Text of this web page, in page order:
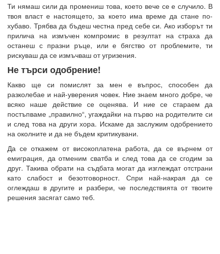
Ти нямаш сили да промениш това, което вече се е случило. В
твоя власт е настоящето, за което има време да стане по-
хубаво. Трябва да бъдеш честна пред себе си. Ако изборът ти
прилича на измъчен компромис в резултат на страха да
останеш с празни ръце, или е бягство от проблемите, ти
рискуваш да се измъчваш от угризения.
Не търси одобрение!
Какво ще си помислят за мен е въпрос, способен да
разколебае и най-уверения човек. Ние знаем много добре, че
всяко наше действие се оценява. И ние се стараем да
постъпваме „правилно“, угаждайки на първо на родителите си
и след това на други хора. Искаме да заслужим одобрението
на околните и да не бъдем критикувани.
Да се откажем от високоплатена работа, да се върнем от
емиграция, да отменим сватба и след това да се сгодим за
друг. Такива обрати на съдбата могат да изглеждат отстрани
като слабост и безотговорност. Спри най-накрая да се
оглеждаш в другите и разбери, че последствията от твоите
решения засягат само теб.